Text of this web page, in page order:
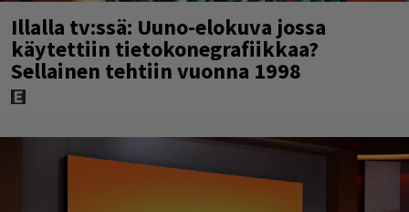
Illalla tv:ssä: Uuno-elokuva jossa
käytettiin tietokonegrafiikkaa?
Sellainen tehtiin vuonna 1998